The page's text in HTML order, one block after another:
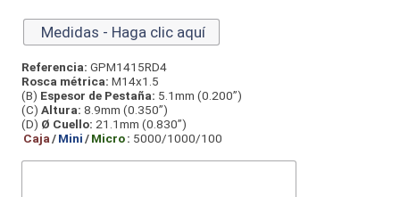
Medidas - Haga clic aquí
Referencia: GPM1415RD4
Rosca métrica: M14x1.5
(B) Espesor de Pestaña: 5.1mm (0.200”)
(C) Altura: 8.9mm (0.350”)
(D) Ø Cuello: 21.1mm (0.830”)
Caja/Mini/Micro: 5000/1000/100